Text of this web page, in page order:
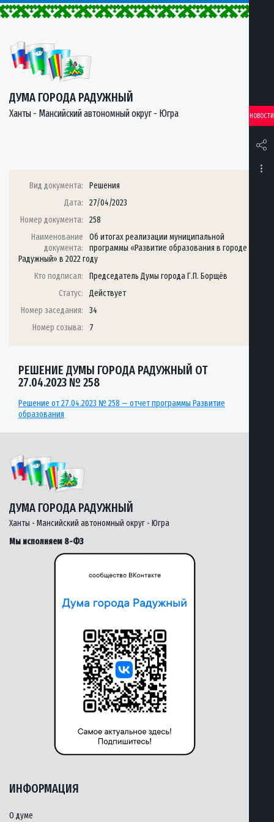
ДУМА ГОРОДА РАДУЖНЫЙ
Ханты - Мансийский автономный округ - Югра НОВОСТИ
Вид документа:
Решения
Дата:
27/04/2023
Номер документа:
258
Наименование
документа:
Об итогах реализации муниципальной
программы «Развитие образования в городе
Радужный» в 2022 году
Кто подписал:
Председатель Думы города Г.П. Борщёв
Статус:
Действует
Номер заседания:
34
Номер созыва:
7
РЕШЕНИЕ ДУМЫ ГОРОДА РАДУЖНЫЙ ОТ
27.04.2023 № 258
Решение от 27.04.2023 № 258 — отчет программы Развитие
образования
ДУМА ГОРОДА РАДУЖНЫЙ
Ханты - Мансийский автономный округ - Югра
Мы исполняем 8-ФЗ
ИНФОРМАЦИЯ
О думе